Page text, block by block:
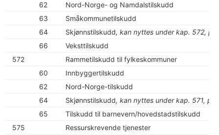
62
Nord-Norge- og Namdalstilskudd
63
Småkommunetilskudd
64
Skjønnstilskudd, kan nyttes under kap. 572,
66
Veksttilskudd
572
Rammetilskudd til fylkeskommuner
60
Innbyggertilskudd
62
Nord-Norge-tilskudd
64
Skjønnstilskudd, kan nyttes under kap. 571,
65
Tilskudd til barnevern/hovedstadstilskudd
575
Ressurskrevende tjenester